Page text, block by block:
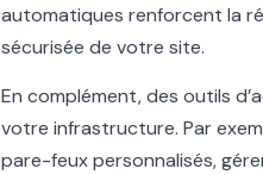
automatiques renforcent la
sécurisée de votre site.
En complément, des outils
votre infrastructure. Par
pare-feux personnalisés,